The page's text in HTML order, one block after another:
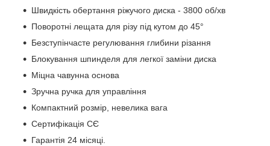
Швидкість обертання ріжучого диска - 3800 об/хв
Поворотні лещата для різу під кутом до 45°
Безступінчасте регулювання глибини різання
Блокування шпинделя для легкої заміни диска
Міцна чавунна основа
Зручна ручка для управління
Компактний розмір, невелика вага
Сертифікація СЄ
Гарантія 24 місяці.